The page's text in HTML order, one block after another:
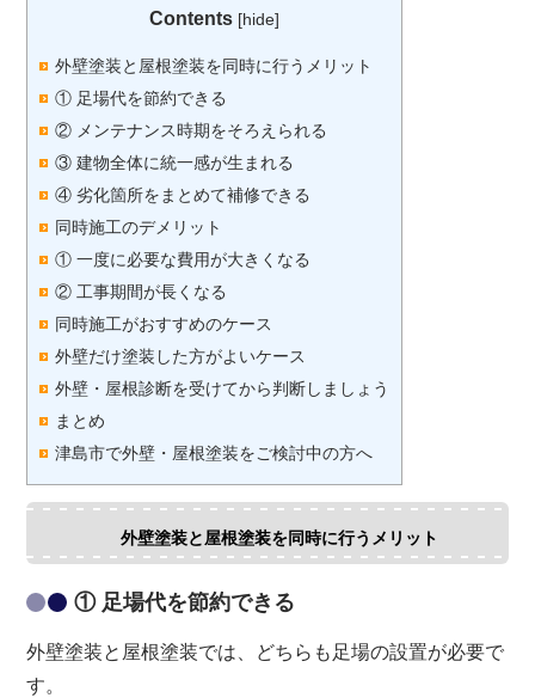
Contents [hide]
外壁塗装と屋根塗装を同時に行うメリット
① 足場代を節約できる
② メンテナンス時期をそろえられる
③ 建物全体に統一感が生まれる
④ 劣化箇所をまとめて補修できる
同時施工のデメリット
① 一度に必要な費用が大きくなる
② 工事期間が長くなる
同時施工がおすすめのケース
外壁だけ塗装した方がよいケース
外壁・屋根診断を受けてから判断しましょう
まとめ
津島市で外壁・屋根塗装をご検討中の方へ
外壁塗装と屋根塗装を同時に行うメリット
① 足場代を節約できる
外壁塗装と屋根塗装では、どちらも足場の設置が必要で
す。